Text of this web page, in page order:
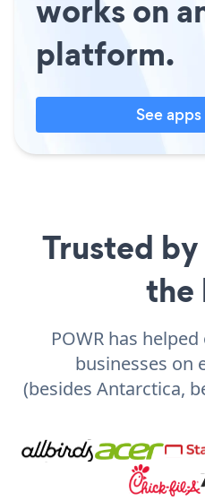
works on
platform.
See
Trusted
the
POWR has
businesses on
(besides Antarctica,